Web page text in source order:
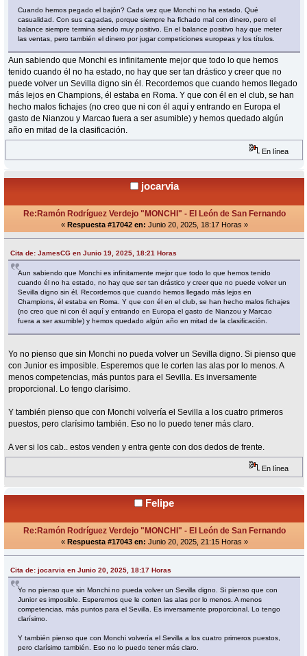
Cuando hemos pegado el bajón? Cada vez que Monchi no ha estado. Qué
casualidad. Con sus cagadas, porque siempre ha fichado mal con dinero, pero el
balance siempre termina siendo muy positivo. En el balance positivo hay que meter
las ventas, pero también el dinero por jugar competiciones europeas y los títulos.
Aun sabiendo que Monchi es infinitamente mejor que todo lo que hemos
tenido cuando él no ha estado, no hay que ser tan drástico y creer que no
puede volver un Sevilla digno sin él. Recordemos que cuando hemos llegado
más lejos en Champions, él estaba en Roma. Y que con él en el club, se han
hecho malos fichajes (no creo que ni con él aquí y entrando en Europa el
gasto de Nianzou y Marcao fuera a ser asumible) y hemos quedado algún
año en mitad de la clasificación.
En línea
jocarvia
Re:Ramón Rodríguez Verdejo "MONCHI" - El León de San Fernando
« Respuesta #17042 en: Junio 20, 2025, 18:17 Horas »
Cita de: JamesCG en Junio 19, 2025, 18:21 Horas
Aun sabiendo que Monchi es infinitamente mejor que todo lo que hemos tenido
cuando él no ha estado, no hay que ser tan drástico y creer que no puede volver un
Sevilla digno sin él. Recordemos que cuando hemos llegado más lejos en
Champions, él estaba en Roma. Y que con él en el club, se han hecho malos fichajes
(no creo que ni con él aquí y entrando en Europa el gasto de Nianzou y Marcao
fuera a ser asumible) y hemos quedado algún año en mitad de la clasificación.
Yo no pienso que sin Monchi no pueda volver un Sevilla digno. Si pienso que
con Junior es imposible. Esperemos que le corten las alas por lo menos. A
menos competencias, más puntos para el Sevilla. Es inversamente
proporcional. Lo tengo clarísimo.
Y también pienso que con Monchi volvería el Sevilla a los cuatro primeros
puestos, pero clarísimo también. Eso no lo puedo tener más claro.
A ver si los cab.. estos venden y entra gente con dos dedos de frente.
En línea
Felipe
Re:Ramón Rodríguez Verdejo "MONCHI" - El León de San Fernando
« Respuesta #17043 en: Junio 20, 2025, 21:15 Horas »
Cita de: jocarvia en Junio 20, 2025, 18:17 Horas
Yo no pienso que sin Monchi no pueda volver un Sevilla digno. Si pienso que con
Junior es imposible. Esperemos que le corten las alas por lo menos. A menos
competencias, más puntos para el Sevilla. Es inversamente proporcional. Lo tengo
clarísimo.
Y también pienso que con Monchi volvería el Sevilla a los cuatro primeros puestos,
pero clarísimo también. Eso no lo puedo tener más claro.